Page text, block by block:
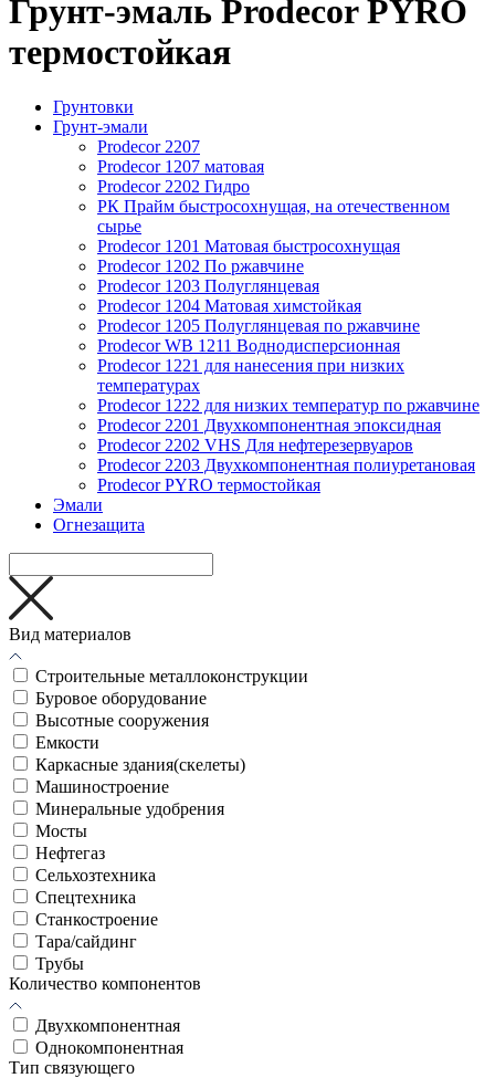
Грунт-эмаль Prodecor PYRO
термостойкая
Грунтовки
Грунт-эмали
Prodecor 2207
Prodecor 1207 матовая
Prodecor 2202 Гидро
РК Прайм быстросохнущая, на отечественном
сырье
Prodecor 1201 Матовая быстросохнущая
Prodecor 1202 По ржавчине
Prodecor 1203 Полуглянцевая
Prodecor 1204 Матовая химстойкая
Prodecor 1205 Полуглянцевая по ржавчине
Prodecor WB 1211 Воднодисперсионная
Prodecor 1221 для нанесения при низких
температурах
Prodecor 1222 для низких температур по ржавчине
Prodecor 2201 Двухкомпонентная эпоксидная
Prodecor 2202 VHS Для нефтерезервуаров
Prodecor 2203 Двухкомпонентная полиуретановая
Prodecor PYRO термостойкая
Эмали
Огнезащита
Вид материалов
Cтроительные металлоконструкции
Буровое оборудование
Высотные сооружения
Емкости
Каркасные здания(скелеты)
Машиностроение
Минеральные удобрения
Мосты
Нефтегаз
Сельхозтехника
Спецтехника
Станкостроение
Тара/сайдинг
Трубы
Количество компонентов
Двухкомпонентная
Однокомпонентная
Тип связующего